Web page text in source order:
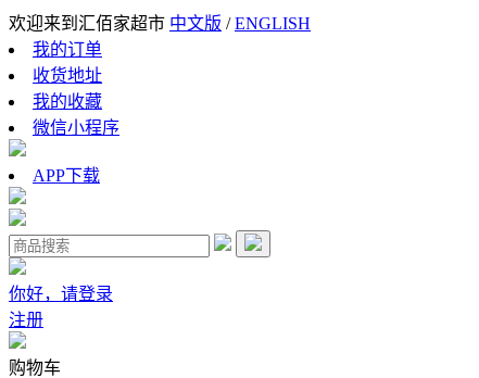
欢迎来到汇佰家超市 中文版 /ENGLISH
我的订单
收货地址
我的收藏
微信小程序
APP下载
你好，请登录
注册
购物车